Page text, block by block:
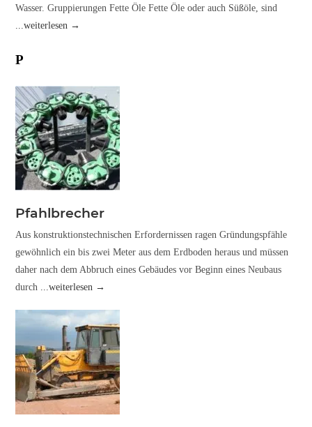
Wasser. Gruppierungen Fette Öle Fette Öle oder auch Süßöle, sind
...weiterlesen →
P
Pfahlbrecher
Aus konstruktionstechnischen Erfordernissen ragen Gründungspfähle
gewöhnlich ein bis zwei Meter aus dem Erdboden heraus und müssen
daher nach dem Abbruch eines Gebäudes vor Beginn eines Neubaus
durch ...weiterlesen →